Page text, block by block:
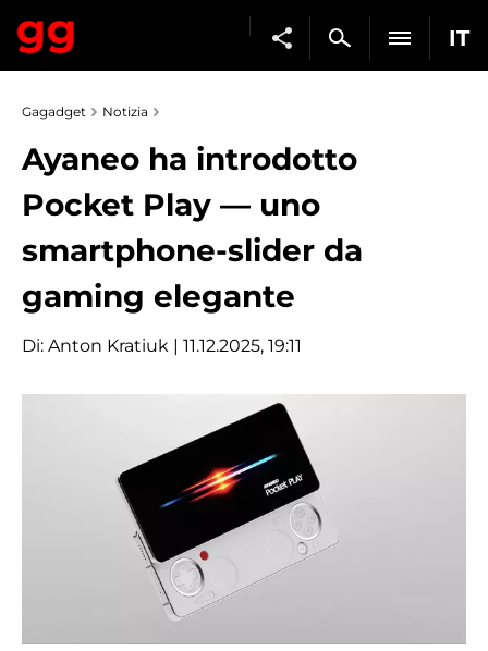
IT
Gagadget Notizia
Ayaneo ha introdotto
Pocket Play — uno
smartphone-slider da
gaming elegante
Di: Anton Kratiuk | 11.12.2025, 19:11